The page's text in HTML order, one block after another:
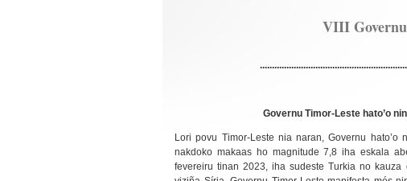
VIII
Governu Timor-Leste hato’o
Lori povu Timor-Leste nia naran, Governu
nakdoko makaas ho magnitude 7,8 iha eskala
fevereiru tinan 2023, iha sudeste Turkia no